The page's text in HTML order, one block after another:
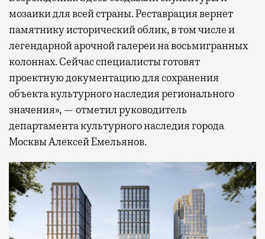
мозаики для всей страны. Реставрация вернет
памятнику исторический облик, в том числе и
легендарной арочной галереи на восьмигранных
колоннах. Сейчас специалисты готовят
проектную документацию для сохранения
объекта культурного наследия регионального
значения», — отметил руководитель
департамента культурного наследия города
Москвы Алексей Емельянов.